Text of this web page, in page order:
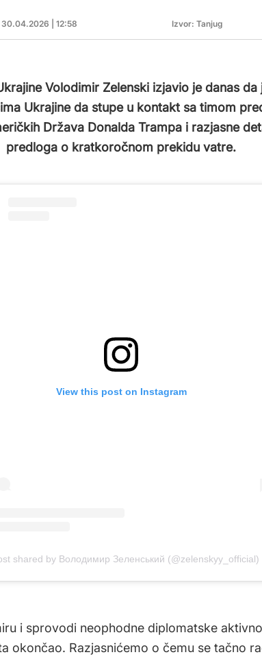
30.04.2026 | 12:58 Izvor: Tanjug
Volodimir Zelenski izjavio je danas da
Ukrajine da stupe u kontakt sa timom
Država Donalda Trampa i razjasne
predloga o kratkoročnom prekidu vatre.
View this post on Instagram
shared by Володимир Зеленський (@zelenskyy_official)
i sprovodi neophodne diplomatske
okončao. Razjasnićemo o čemu se tačno